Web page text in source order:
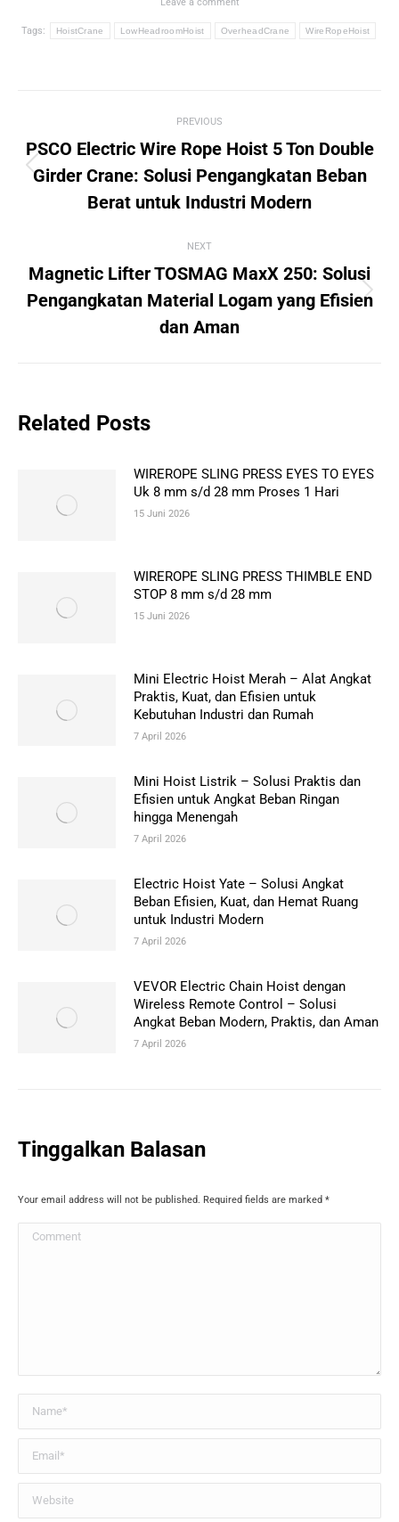
Tags: HoistCrane LowHeadroomHoist OverheadCrane WireRopeHoist
PREVIOUS
Previous
post:
PSCO Electric Wire Rope Hoist 5 Ton Double
Girder Crane: Solusi Pengangkatan Beban
Berat untuk Industri Modern
NEXT
Next
Magnetic Lifter TOSMAG MaxX 250: Solusi
Pengangkatan Material Logam yang Efisien
dan Aman
Related Posts
WIREROPE SLING PRESS EYES TO EYES
Uk 8 mm s/d 28 mm Proses 1 Hari
15 Juni 2026
WIREROPE SLING PRESS THIMBLE END
STOP 8 mm s/d 28 mm
15 Juni 2026
Mini Electric Hoist Merah – Alat Angkat
Praktis, Kuat, dan Efisien untuk
Kebutuhan Industri dan Rumah
7 April 2026
Mini Hoist Listrik – Solusi Praktis dan
Efisien untuk Angkat Beban Ringan
hingga Menengah
7 April 2026
Electric Hoist Yate – Solusi Angkat
Beban Efisien, Kuat, dan Hemat Ruang
untuk Industri Modern
7 April 2026
VEVOR Electric Chain Hoist dengan
Wireless Remote Control – Solusi
Angkat Beban Modern, Praktis, dan Aman
7 April 2026
Tinggalkan Balasan
Your email address will not be published. Required fields are marked *
Comment
Email *
Website